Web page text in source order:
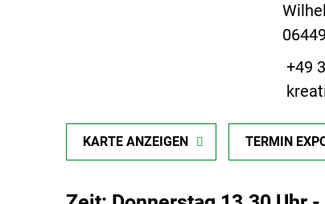
+49
KARTE ANZEIGEN TERMIN